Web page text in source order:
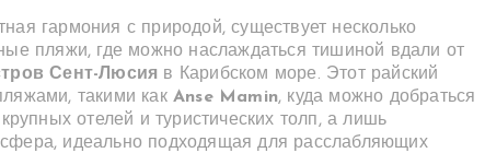
гармония с природой, существует несколько
пляжи, где можно наслаждаться тишиной вдали от
Сент-Люсия в Карибском море. Этот райский
такими какAnse Mamin, куда можно добраться
отелей и туристических толп, а лишь
идеально подходящая для расслабляющих